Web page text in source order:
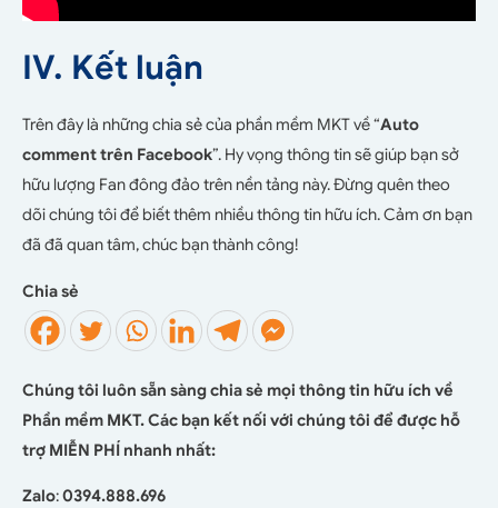
IV. Kết luận
Trên đây là những chia sẻ của phần mềm MKT về “Auto
comment trên Facebook”. Hy vọng thông tin sẽ giúp bạn sở
hữu lượng Fan đông đảo trên nền tảng này. Đừng quên theo
dõi chúng tôi để biết thêm nhiều thông tin hữu ích. Cảm ơn bạn
đã đã quan tâm, chúc bạn thành công!
Chia sẻ
Chúng tôi luôn sẵn sàng chia sẻ mọi thông tin hữu ích về
Phần mềm MKT. Các bạn kết nối với chúng tôi để được hỗ
trợ MIỄN PHÍ nhanh nhất:
Zalo:0394.888.696